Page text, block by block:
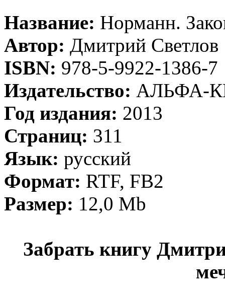
Название: Норманн.
Автор: Дмитрий Светлов
ISBN: 978-5-9922-1386-7
Издательство: АЛЬФА-
Год издания: 2013
Страниц: 311
Язык: русский
Формат: RTF, FB2
Размер: 12,0 Mb
Забрать книгу